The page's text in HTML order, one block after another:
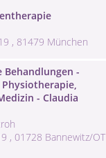
, 81479 München
Behandlungen -
- Claudia
, 01728 Bannewitz/OT